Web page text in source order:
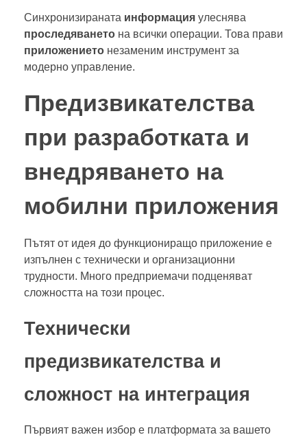
Синхронизираната информация улеснява
проследяването на всички операции. Това прави
приложението незаменим инструмент за
модерно управление.
Предизвикателства
при разработката и
внедряването на
мобилни приложения
Пътят от идея до функциониращо приложение е
изпълнен с технически и организационни
трудности. Много предприемачи подценяват
сложността на този процес.
Технически
предизвикателства и
сложност на интеграция
Първият важен избор е платформата за вашето